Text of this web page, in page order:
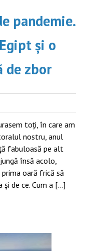
pandemie.
și o
de zbor
toți, în care am
nostru, anul
fabuloasă pe alt
însă acolo,
oară frică să
și de ce. Cum a […]